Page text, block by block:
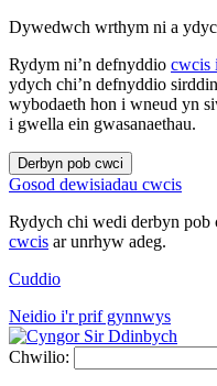
Dywedwch wrthym ni a
Rydym ni’n defnyddio cwcis
ydych chi’n defnyddio
wybodaeth hon i wneud yn
i gwella ein gwasanaethau.
Derbyn pob cwci
Gosod dewisiadau cwcis
Rydych chi wedi derbyn
cwcis ar unrhyw adeg.
Cuddio
Neidio i'r prif gynnwys
Chwilio: